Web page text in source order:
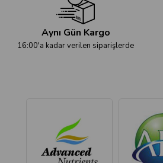
Aynı Gün Kargo
16:00'a kadar verilen siparişlerde